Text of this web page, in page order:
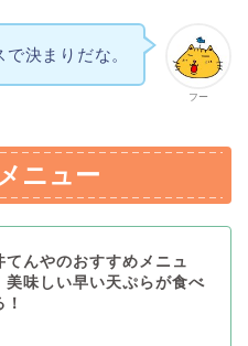
フー
決まりだな。
ニュー
てんやのおすすめメニュ
美味しい早い天ぷらが食べ